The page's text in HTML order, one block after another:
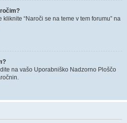
“Naroči se na teme v tem forumu” na
na vašo Uporabniško Nadzorno Ploščo